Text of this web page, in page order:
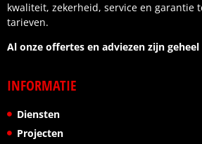
kwaliteit, zekerheid, service en garantie
tarieven.
Al onze offertes en adviezen zijn
INFORMATIE
Diensten
Projecten